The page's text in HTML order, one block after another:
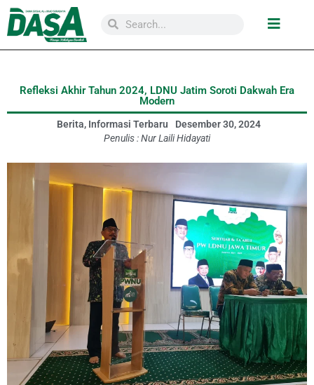
Refleksi Akhir Tahun 2024, LDNU Jatim Soroti Dakwah Era
Modern
Berita, Informasi Terbaru
Desember 30, 2024
Penulis :Nur Laili Hidayati